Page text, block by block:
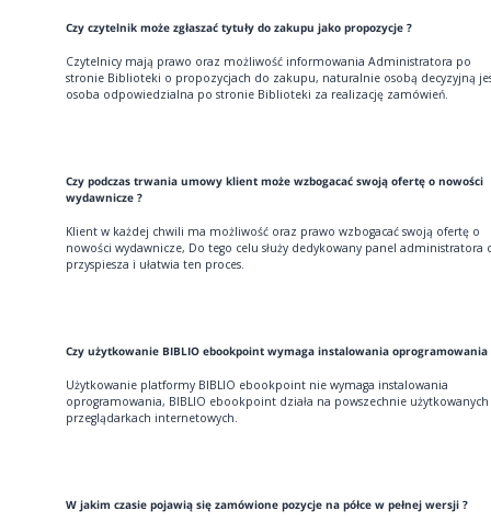
Czy czytelnik może zgłaszać tytuły do zakupu jako propozycje ?
Czytelnicy mają prawo oraz możliwość informowania Administratora po
stronie Biblioteki o propozycjach do zakupu, naturalnie osobą decyzyjną
osoba odpowiedzialna po stronie Biblioteki za realizację zamówień.
Czy podczas trwania umowy klient może wzbogacać swoją ofertę o nowości
wydawnicze ?
Klient w każdej chwili ma możliwość oraz prawo wzbogacać swoją ofertę o
nowości wydawnicze, Do tego celu służy dedykowany panel administratora
przyspiesza i ułatwia ten proces.
Czy użytkowanie BIBLIO ebookpoint wymaga instalowania oprogramowania
Użytkowanie platformy BIBLIO ebookpoint nie wymaga instalowania
oprogramowania, BIBLIO ebookpoint działa na powszechnie użytkowanych
przeglądarkach internetowych.
W jakim czasie pojawią się zamówione pozycje na półce w pełnej wersji ?